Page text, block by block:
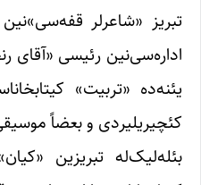
تبریز «شاعرلر
اداره‌سی‌نین رئیسی «آقای
یئنه‌ده «تربیت»
کئچیریلیردی و بعضاً
بئله‌لیک‌له تبریزین